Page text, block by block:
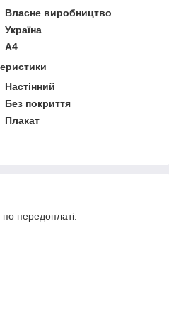
Власне виробництво
Україна
A4
Настінний
Без покриття
Плакат
по передоплаті.